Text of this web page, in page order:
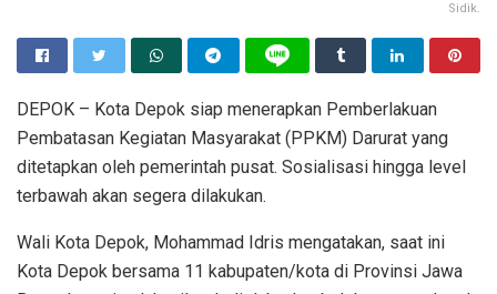
Sidik.
DEPOK – Kota Depok siap menerapkan Pemberlakuan
Pembatasan Kegiatan Masyarakat (PPKM) Darurat yang
ditetapkan oleh pemerintah pusat. Sosialisasi hingga level
terbawah akan segera dilakukan.
Wali Kota Depok, Mohammad Idris mengatakan, saat ini
Kota Depok bersama 11 kabupaten/kota di Provinsi Jawa